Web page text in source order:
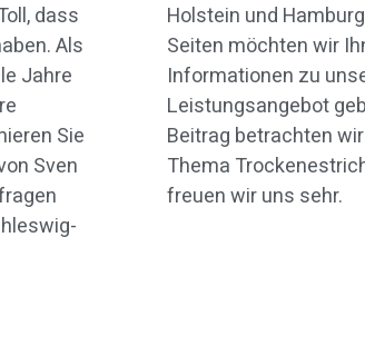
dass
Als
Jahre
Sie
Sven
nähere
das
freuen wir uns sehr.